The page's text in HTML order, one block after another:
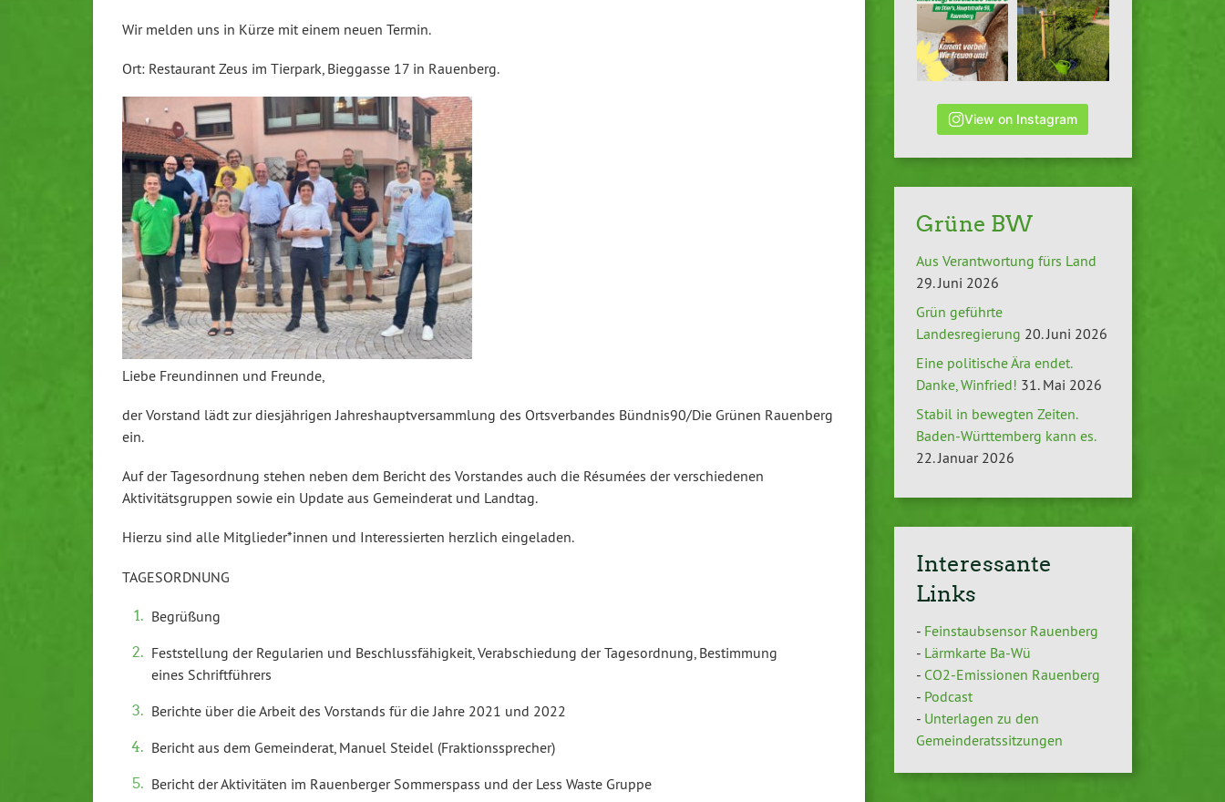
Wir melden uns in Kürze mit einem neuen Termin.
Ort: Restaurant Zeus im Tierpark, Bieggasse 17 in Rauenberg.
Liebe Freundinnen und Freunde,
der Vorstand lädt zur diesjährigen Jahreshauptversammlung des Ortsverbandes Bündnis90/Die Grünen Rauenberg
ein.
Auf der Tagesordnung stehen neben dem Bericht des Vorstandes auch die Résumées der verschiedenen
Aktivitätsgruppen sowie ein Update aus Gemeinderat und Landtag.
Hierzu sind alle Mitglieder*innen und Interessierten herzlich eingeladen.
TAGESORDNUNG
Begrüßung
Feststellung der Regularien und Beschlussfähigkeit, Verabschiedung der Tagesordnung, Bestimmung
eines Schriftführers
Berichte über die Arbeit des Vorstands für die Jahre 2021 und 2022
Bericht aus dem Gemeinderat, Manuel Steidel (Fraktionssprecher)
Bericht der Aktivitäten im Rauenberger Sommerspass und der Less Waste Gruppe
View on Instagram
Grüne BW
Aus Verantwortung fürs Land
29. Juni 2026
Grün geführte
Landesregierung 20. Juni 2026
Eine politische Ära endet.
Danke, Winfried! 31. Mai 2026
Stabil in bewegten Zeiten.
Baden-Württemberg kann es.
22. Januar 2026
Interessante
Links
- Feinstaubsensor Rauenberg
- Lärmkarte Ba-Wü
- CO2-Emissionen Rauenberg
- Podcast
- Unterlagen zu den
Gemeinderatssitzungen